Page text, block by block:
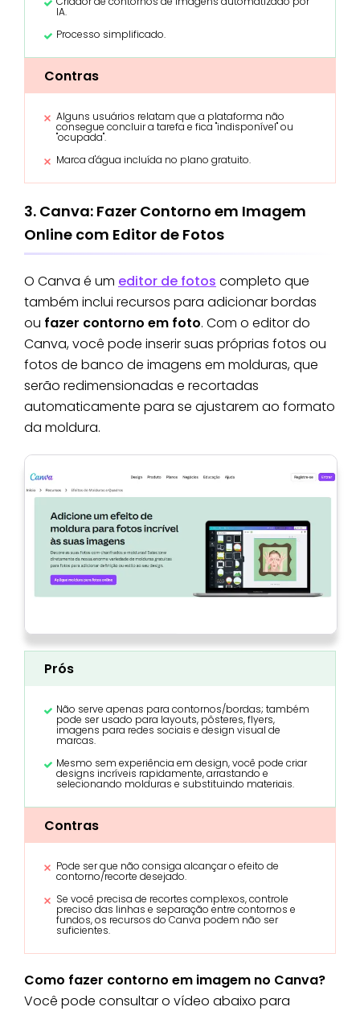
IA.
Processo simplificado.
Contras
Alguns usuários relatam que a plataforma não
consegue concluir a tarefa e fica "indisponível" ou
"ocupada".
Marca d'água incluída no plano gratuito.
3. Canva: Fazer Contorno em Imagem
Online com Editor de Fotos
O Canva é um editor de fotos completo que
também inclui recursos para adicionar bordas
ou fazer contorno em foto. Com o editor do
Canva, você pode inserir suas próprias fotos ou
fotos de banco de imagens em molduras, que
serão redimensionadas e recortadas
automaticamente para se ajustarem ao formato
da moldura.
Prós
Não serve apenas para contornos/bordas; também
pode ser usado para layouts, pôsteres, flyers,
imagens para redes sociais e design visual de
marcas.
Mesmo sem experiência em design, você pode criar
designs incríveis rapidamente, arrastando e
selecionando molduras e substituindo materiais.
Contras
Pode ser que não consiga alcançar o efeito de
contorno/recorte desejado.
Se você precisa de recortes complexos, controle
preciso das linhas e separação entre contornos e
fundos, os recursos do Canva podem não ser
suficientes.
Como fazer contorno em imagem no Canva?
Você pode consultar o vídeo abaixo para